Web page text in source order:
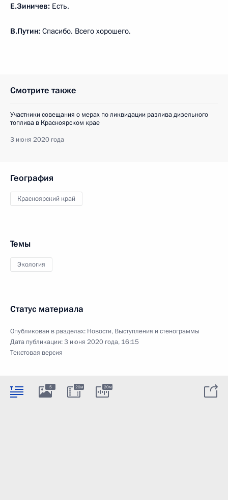
Е.Зиничев: Есть.
В.Путин: Спасибо. Всего хорошего.
Смотрите также
Участники совещания о мерах по ликвидации разлива дизельного
топлива в Красноярском крае
3 июня 2020 года
География
Красноярский край
Темы
Экология
Статус материала
Опубликован в разделах: Новости, Выступления и стенограммы
Дата публикации:3 июня 2020 года, 16:15
Текстовая версия
5 20м 20м